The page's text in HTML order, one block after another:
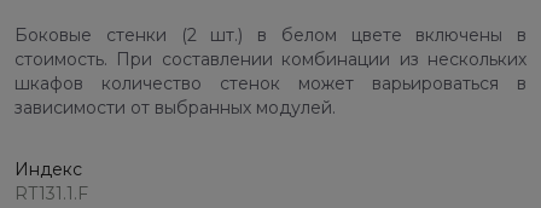
Боковые стенки (2 шт.) в белом цвете включены в
стоимость. При составлении комбинации из нескольких
шкафов количество стенок может варьироваться в
зависимости от выбранных модулей.
Индекс
RT131.1.F